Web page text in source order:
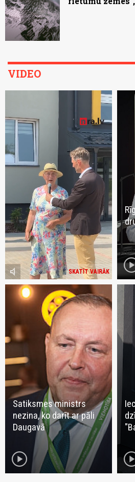
VIDEO
SKATĪT VAIRĀK
volume_mute
Satiksmes ministrs
nezina, ko darīt ar pāli
Daugavā
play_circle